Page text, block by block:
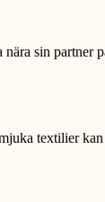
sin partner
textilier